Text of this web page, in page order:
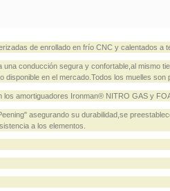
de enrollado en frío CNC y calentados a
conducción segura y confortable,al mismo
en el mercado.Todos los muelles
amortiguadores Ironman® NITRO GAS y
asegurando su durabilidad,se
a los elementos.